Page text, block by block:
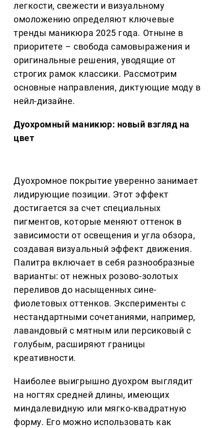
легкости, свежести и визуальному
омоложению определяют ключевые
тренды маникюра 2025 года. Отныне в
приоритете – свобода самовыражения и
оригинальные решения, уводящие от
строгих рамок классики. Рассмотрим
основные направления, диктующие моду в
нейл-дизайне.
Дуохромный маникюр: новый взгляд на
цвет
Дуохромное покрытие уверенно занимает
лидирующие позиции. Этот эффект
достигается за счет специальных
пигментов, которые меняют оттенок в
зависимости от освещения и угла обзора,
создавая визуальный эффект движения.
Палитра включает в себя разнообразные
варианты: от нежных розово-золотых
переливов до насыщенных сине-
фиолетовых оттенков. Эксперименты с
нестандартными сочетаниями, например,
лавандовый с мятным или персиковый с
голубым, расширяют границы
креативности.
Наиболее выигрышно дуохром выглядит
на ногтях средней длины, имеющих
миндалевидную или мягко-квадратную
форму. Его можно использовать как